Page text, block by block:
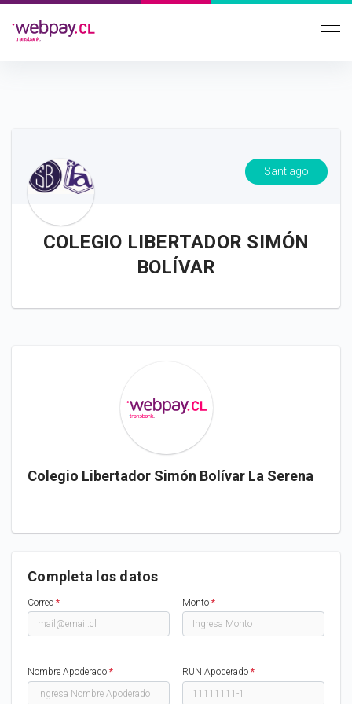
Santiago
COLEGIO LIBERTADOR SIMÓN
BOLÍVAR
Colegio Libertador Simón Bolívar La Serena
Completa los datos
Correo * Monto *
Nombre Apoderado * RUN Apoderado *